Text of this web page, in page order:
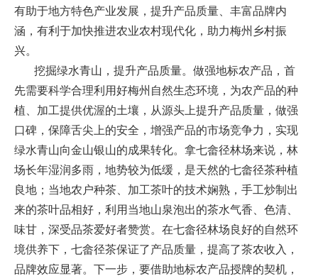
有助于地方特色产业发展，提升产品质量、丰富品牌内
涵，有利于加快推进农业农村现代化，助力梅州乡村振
兴。
挖掘绿水青山，提升产品质量。做强地标农产品，首
先需要科学合理利用好梅州自然生态环境，为农产品的种
植、加工提供优渥的土壤，从源头上提升产品质量，做强
口碑，保障舌尖上的安全，增强产品的市场竞争力，实现
绿水青山向金山银山的成果转化。拿七畲径林场来说，林
场长年湿润多雨，地势较为低缓，是天然的七畲径茶种植
良地；当地农户种茶、加工茶叶的技术娴熟，手工炒制出
来的茶叶品相好，利用当地山泉泡出的茶水气香、色清、
味甘，深受品茶爱好者赞赏。在七畲径林场良好的自然环
境供养下，七畲径茶保证了产品质量，提高了茶农收入，
品牌效应显著。下一步，要借助地标农产品授牌的契机，